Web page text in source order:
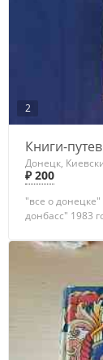
2
Книги-
Донецк,
₽ 200
"все о
донбасс" 1983